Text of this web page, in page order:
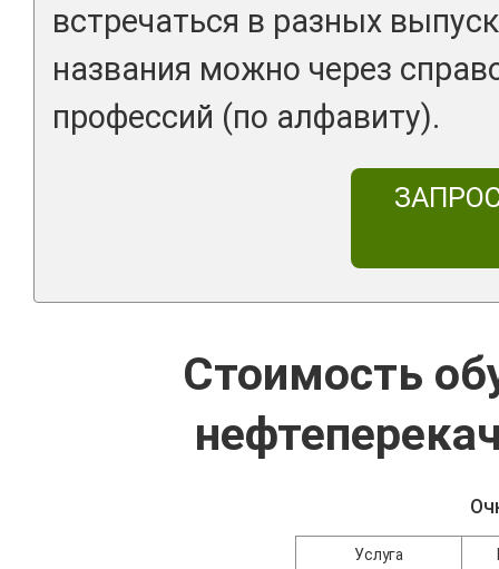
встречаться в разных
названия можно через
профессий (по алфавиту).
Стоимость
Услуга